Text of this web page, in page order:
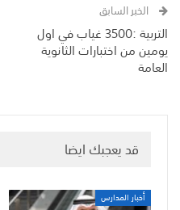
الخبر السابق
التربية :3500 غياب في اول
يومين من اختبارات الثانوية
العامة
قد يعجبك ايضا
أخبار المدارس